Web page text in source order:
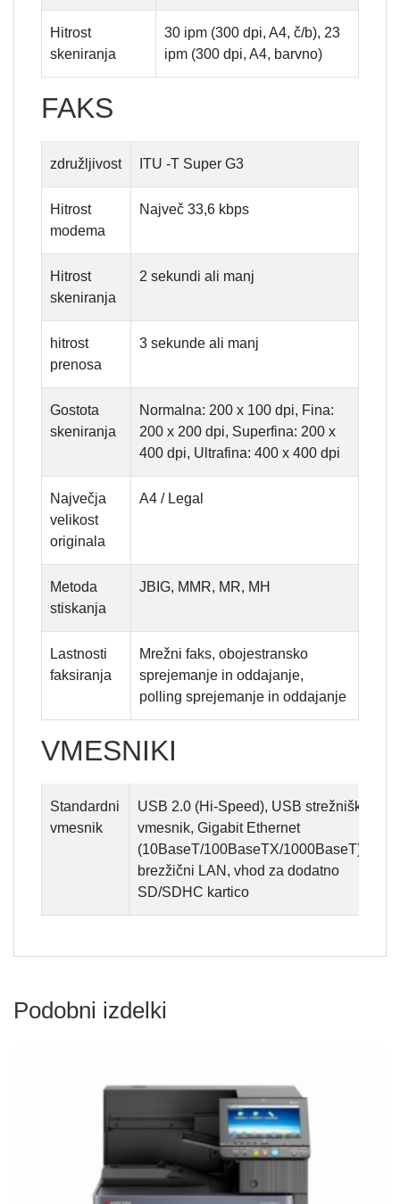
Hitrost
skeniranja
30 ipm (300 dpi, A4, č/b), 23
ipm (300 dpi, A4, barvno)
FAKS
združljivost ITU -T Super G3
Hitrost
modema
Največ 33,6 kbps
Hitrost
skeniranja
2 sekundi ali manj
hitrost
prenosa
3 sekunde ali manj
Gostota
skeniranja
Normalna: 200 x 100 dpi, Fina:
200 x 200 dpi, Superfina: 200 x
400 dpi, Ultrafina: 400 x 400 dpi
Največja
velikost
originala
A4 / Legal
Metoda
stiskanja
JBIG, MMR, MR, MH
Lastnosti
faksiranja
Mrežni faks, obojestransko
sprejemanje in oddajanje,
polling sprejemanje in oddajanje
VMESNIKI
Standardni
vmesnik
USB 2.0 (Hi-Speed), USB strežniški
vmesnik, Gigabit Ethernet
(10BaseT/100BaseTX/1000BaseT),
brezžični LAN, vhod za dodatno
SD/SDHC kartico
Podobni izdelki